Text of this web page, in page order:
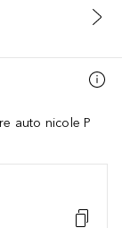
auto nicole P